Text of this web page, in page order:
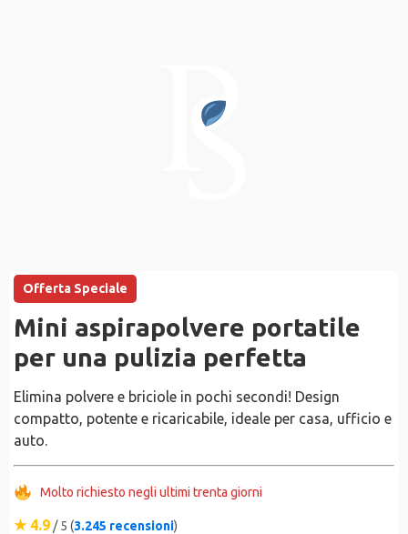
Offerta Speciale
Mini aspirapolvere portatile
per una pulizia perfetta
Elimina polvere e briciole in pochi secondi! Design
compatto, potente e ricaricabile, ideale per casa, ufficio e
auto.
Molto richiesto negli ultimi trenta giorni
★ 4.9 / 5 (3.245 recensioni)